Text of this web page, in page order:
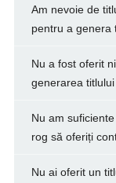
Am nevoie de
pentru a genera
Nu a fost oferit
generarea
Nu am
rog să oferiți
Nu ai oferit un